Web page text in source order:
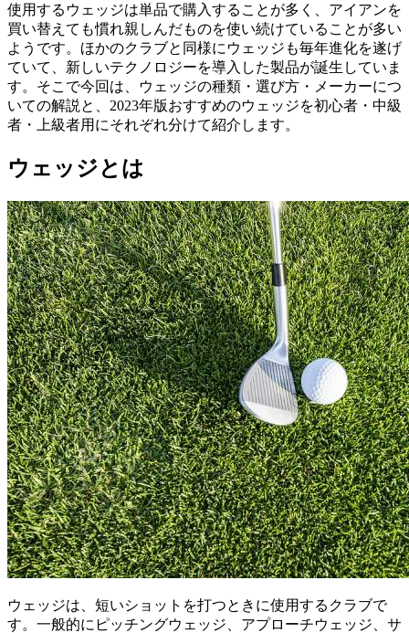
使用するウェッジは単品で購入することが多く、アイアンを
買い替えても慣れ親しんだものを使い続けていることが多い
ようです。ほかのクラブと同様にウェッジも毎年進化を遂げ
ていて、新しいテクノロジーを導入した製品が誕生していま
す。そこで今回は、ウェッジの種類・選び方・メーカーにつ
いての解説と、2023年版おすすめのウェッジを初心者・中級
者・上級者用にそれぞれ分けて紹介します。
ウェッジとは
ウェッジは、短いショットを打つときに使用するクラブで
す。一般的にピッチングウェッジ、アプローチウェッジ、サ